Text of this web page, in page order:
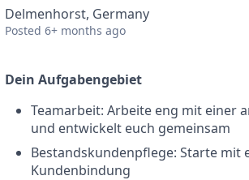
Delmenhorst, Germany
Posted 6+ months ago
Dein Aufgabengebiet
Teamarbeit: Arbeite eng mit einer
und entwickelt euch gemeinsam
Bestandskundenpflege: Starte
Kundenbindung